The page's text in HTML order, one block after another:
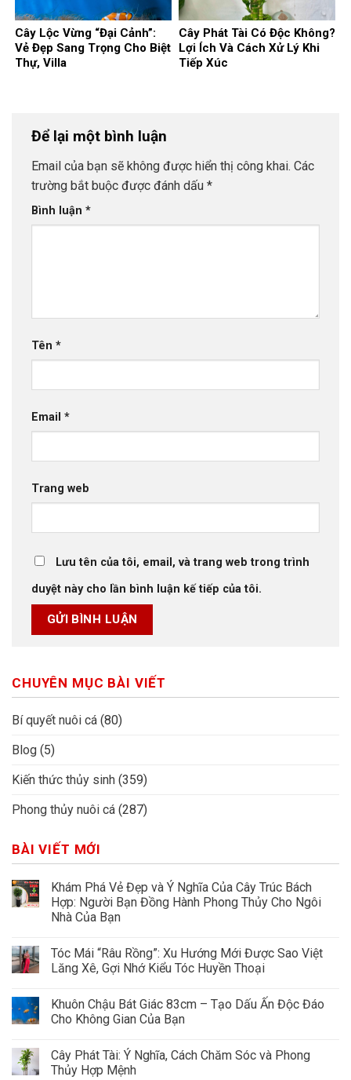
Cây Lộc Vừng “Đại Cảnh”:
Vẻ Đẹp Sang Trọng Cho Biệt
Thự, Villa
Cây Phát Tài Có Độc Không?
Lợi Ích Và Cách Xử Lý Khi
Tiếp Xúc
Để lại một bình luận
Email của bạn sẽ không được hiển thị công khai. Các
trường bắt buộc được đánh dấu *
Bình luận *
Tên *
Email *
Trang web
Lưu tên của tôi, email, và trang web trong trình
duyệt này cho lần bình luận kế tiếp của tôi.
CHUYÊN MỤC BÀI VIẾT
Bí quyết nuôi cá (80)
Blog (5)
Kiến thức thủy sinh (359)
Phong thủy nuôi cá (287)
BÀI VIẾT MỚI
Khám Phá Vẻ Đẹp và Ý Nghĩa Của Cây Trúc Bách
Hợp: Người Bạn Đồng Hành Phong Thủy Cho Ngôi
Nhà Của Bạn
Tóc Mái “Râu Rồng”: Xu Hướng Mới Được Sao Việt
Lăng Xê, Gợi Nhớ Kiểu Tóc Huyền Thoại
Khuôn Chậu Bát Giác 83cm – Tạo Dấu Ấn Độc Đáo
Cho Không Gian Của Bạn
Cây Phát Tài: Ý Nghĩa, Cách Chăm Sóc và Phong
Thủy Hợp Mệnh